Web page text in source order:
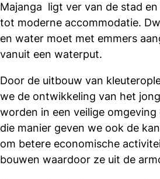
Majanga ligt ver van de stad
tot moderne accommodatie.
en water moet met emmers
vanuit een waterput.
Door de uitbouw van
we de ontwikkeling van het
worden in een veilige
die manier geven we ook de
om betere economische
bouwen waardoor ze uit de